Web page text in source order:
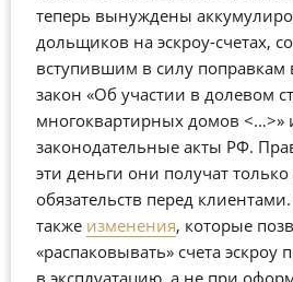
теперь вынуждены
дольщиков на эскроу-счетах,
вступившим в силу
закон «Об участии в долевом
многоквартирных домов <…>»
законодательные акты РФ.
эти деньги они получат
обязательств перед
также изменения, которые
«распаковывать» счета эскроу